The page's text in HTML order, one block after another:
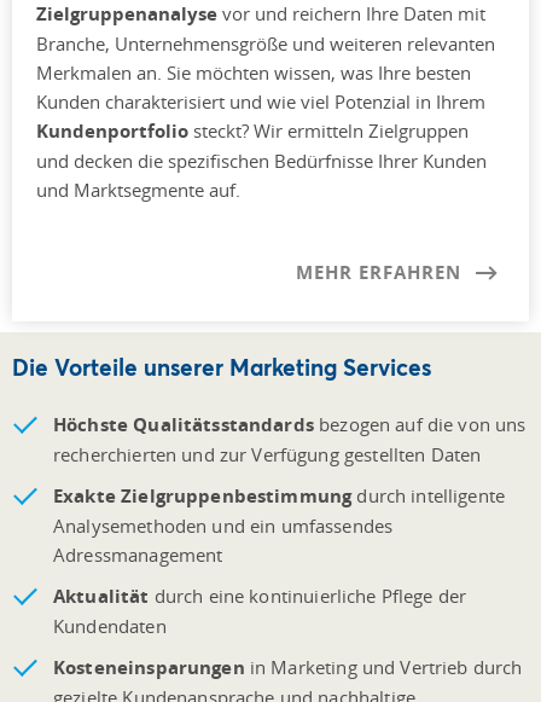
Zielgruppenanalyse vor und reichern Ihre Daten mit
Branche, Unternehmensgröße und weiteren relevanten
Merkmalen an. Sie möchten wissen, was Ihre besten
Kunden charakterisiert und wie viel Potenzial in Ihrem
Kundenportfolio steckt? Wir ermitteln Zielgruppen
und decken die spezifischen Bedürfnisse Ihrer Kunden
und Marktsegmente auf.
MEHR ERFAHREN
Die Vorteile unserer Marketing Services
Höchste Qualitätsstandardsbezogen auf die von uns
recherchierten und zur Verfügung gestellten Daten
Exakte Zielgruppenbestimmungdurch intelligente
Analysemethoden und ein umfassendes
Adressmanagement
Aktualität durch eine kontinuierliche Pflege der
Kundendaten
Kosteneinsparungen in Marketing und Vertrieb durch